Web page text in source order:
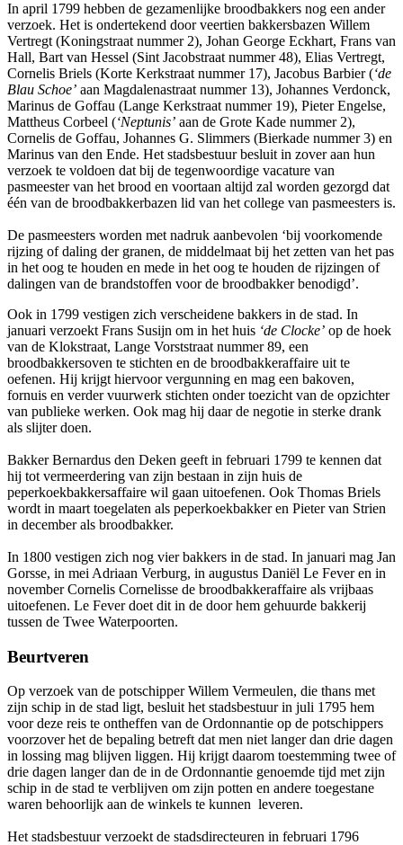
In april 1799 hebben de gezamenlijke broodbakkers nog een ander
verzoek. Het is ondertekend door veertien bakkersbazen Willem
Vertregt (Koningstraat nummer 2), Johan George Eckhart, Frans van
Hall, Bart van Hessel (Sint Jacobstraat nummer 48), Elias Vertregt,
Cornelis Briels (Korte Kerkstraat nummer 17), Jacobus Barbier (‘de
Blau Schoe’ aan Magdalenastraat nummer 13), Johannes Verdonck,
Marinus de Goffau (Lange Kerkstraat nummer 19), Pieter Engelse,
Mattheus Corbeel (‘Neptunis’ aan de Grote Kade nummer 2),
Cornelis de Goffau, Johannes G. Slimmers (Bierkade nummer 3) en
Marinus van den Ende. Het stadsbestuur besluit in zover aan hun
verzoek te voldoen dat bij de tegenwoordige vacature van
pasmeester van het brood en voortaan altijd zal worden gezorgd dat
één van de broodbakkerbazen lid van het college van pasmeesters is.
De pasmeesters worden met nadruk aanbevolen ‘bij voorkomende
rijzing of daling der granen, de middelmaat bij het zetten van het pas
in het oog te houden en mede in het oog te houden de rijzingen of
dalingen van de brandstoffen voor de broodbakker benodigd’.
Ook in 1799 vestigen zich verscheidene bakkers in de stad. In
januari verzoekt Frans Susijn om in het huis ‘de Clocke’ op de hoek
van de Klokstraat, Lange Vorststraat nummer 89, een
broodbakkersoven te stichten en de broodbakkeraffaire uit te
oefenen. Hij krijgt hiervoor vergunning en mag een bakoven,
fornuis en verder vuurwerk stichten onder toezicht van de opzichter
van publieke werken. Ook mag hij daar de negotie in sterke drank
als slijter doen.
Bakker Bernardus den Deken geeft in februari 1799 te kennen dat
hij tot vermeerdering van zijn bestaan in zijn huis de
peperkoekbakkersaffaire wil gaan uitoefenen. Ook Thomas Briels
wordt in maart toegelaten als peperkoekbakker en Pieter van Strien
in december als broodbakker.
In 1800 vestigen zich nog vier bakkers in de stad. In januari mag Jan
Gorsse, in mei Adriaan Verburg, in augustus Daniël Le Fever en in
november Cornelis Cornelisse de broodbakkeraffaire als vrijbaas
uitoefenen. Le Fever doet dit in de door hem gehuurde bakkerij
tussen de Twee Waterpoorten.
Beurtveren
Op verzoek van de potschipper Willem Vermeulen, die thans met
zijn schip in de stad ligt, besluit het stadsbestuur in juli 1795 hem
voor deze reis te ontheffen van de Ordonnantie op de potschippers
voorzover het de bepaling betreft dat men niet langer dan drie dagen
in lossing mag blijven liggen. Hij krijgt daarom toestemming twee of
drie dagen langer dan de in de Ordonnantie genoemde tijd met zijn
schip in de stad te verblijven om zijn potten en andere toegestane
waren behoorlijk aan de winkels te kunnen leveren.
Het stadsbestuur verzoekt de stadsdirecteuren in februari 1796